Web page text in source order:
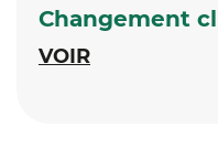
Changement
VOIR